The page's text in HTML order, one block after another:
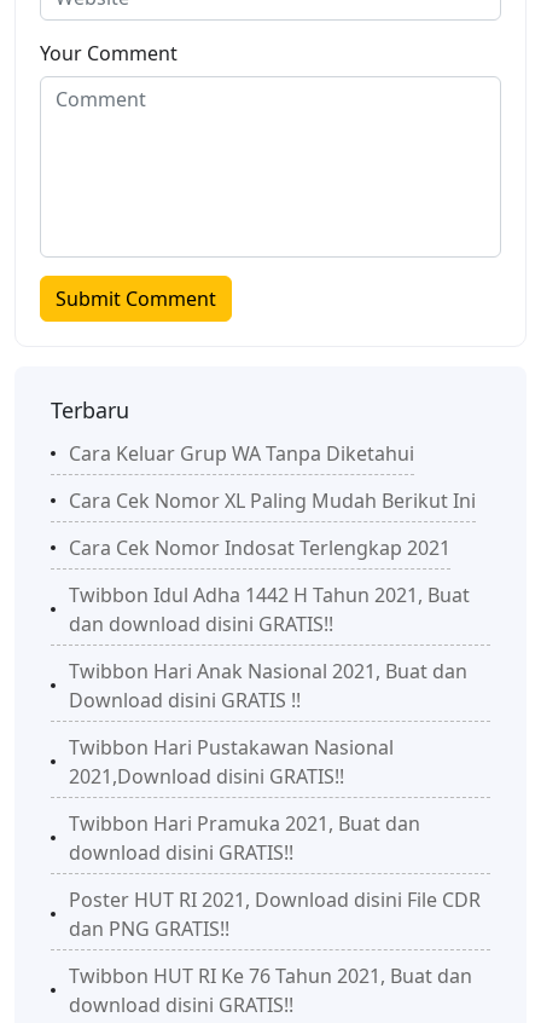
Your Comment
Terbaru
Cara Keluar Grup WA Tanpa Diketahui
Cara Cek Nomor XL Paling Mudah Berikut Ini
Cara Cek Nomor Indosat Terlengkap 2021
Twibbon Idul Adha 1442 H Tahun 2021, Buat
dan download disini GRATIS!!
Twibbon Hari Anak Nasional 2021, Buat dan
Download disini GRATIS !!
Twibbon Hari Pustakawan Nasional
2021,Download disini GRATIS!!
Twibbon Hari Pramuka 2021, Buat dan
download disini GRATIS!!
Poster HUT RI 2021, Download disini File CDR
dan PNG GRATIS!!
Twibbon HUT RI Ke 76 Tahun 2021, Buat dan
download disini GRATIS!!